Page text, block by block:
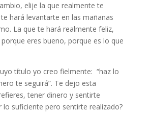
elije la que realmente te
hará levantarte en las mañanas
La que te hará realmente feliz,
eres bueno, porque es lo que
título yo creo fielmente: “haz lo
te seguirá”. Te dejo esta
tener dinero y sentirte
suficiente pero sentirte realizado?